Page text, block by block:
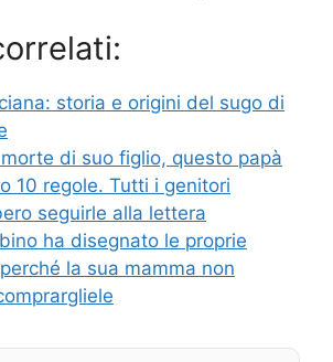
storia e origini del sugo di
di suo figlio, questo papà
10 regole. Tutti i genitori
seguirle alla lettera
ha disegnato le proprie
la sua mamma non